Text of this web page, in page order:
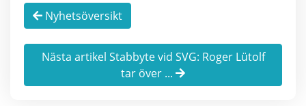
Nyhetsöversikt
Nästa artikel Stabbyte vid SVG: Roger Lütolf
tar över ...